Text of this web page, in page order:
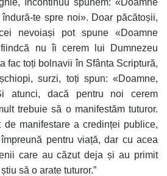
te spre noi». Doar păcătoșii,
nevoiași pot spune «Doamne
nu îi cerem lui Dumnezeu
fac toți bolnavii în Sfânta Scriptură,
surzi, toți spun: «Doamne,
atunci, dacă pentru noi cerem
trebuie să o manifestăm tuturor.
manifestare a credinței publice,
pentru viață, dar cu acea
care au căzut deja și au primit
să o arate tuturor.”